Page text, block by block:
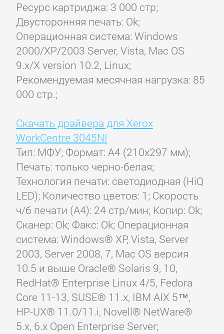
Ресурс картриджа: 3 000 стр;
Двусторонняя печать: Ok;
Операционная система: Windows
2000/XP/2003 Server, Vista, Mac OS
9.x/X version 10.2, Linux;
Рекомендуемая месячная нагрузка: 85
000 стр.;
Скачать драйвера для Xerox
WorkCentre 3045NI
Тип: МФУ; Формат: A4 (210x297 мм);
Печать: только черно-белая;
Технология печати: светодиодная (HiQ
LED); Количество цветов: 1; Скорость
ч/б печати (А4): 24 стр/мин; Копир: Ok;
Сканер: Ok; Факс: Ok; Операционная
система: Windows® XP, Vista, Server
2003, Server 2008, 7, Mac OS версия
10.5 и выше Oracle® Solaris 9, 10,
RedHat® Enterprise Linux 4/5, Fedora
Core 11-13, SUSE® 11.x, IBM AIX 5™,
HP-UX® 11.0/11.i, Novell® NetWare®
5.x, 6.x Open Enterprise Server;